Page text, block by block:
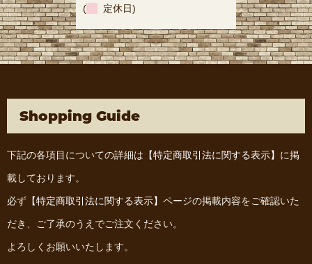
( 定休日)
Shopping Guide
下記の各項目についての詳細は 【特定商取引法に関する表示】 に掲
載しております。
必ず 【特定商取引法に関する表示】 ページの掲載内容をご確認いた
だき、ご了承のうえでご注文ください。
よろしくお願いいたします。